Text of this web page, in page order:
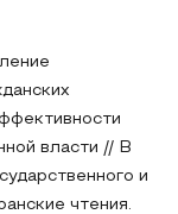
власти // В
и
чтения.